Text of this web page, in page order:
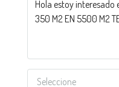
Seleccione